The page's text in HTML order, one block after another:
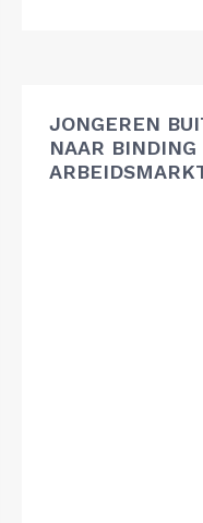
JONGEREN
NAAR